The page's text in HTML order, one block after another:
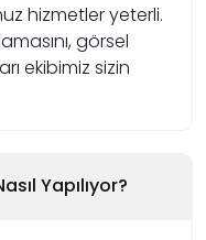
hizmetler yeterli.
görsel
ekibimiz sizin
Yapılıyor?